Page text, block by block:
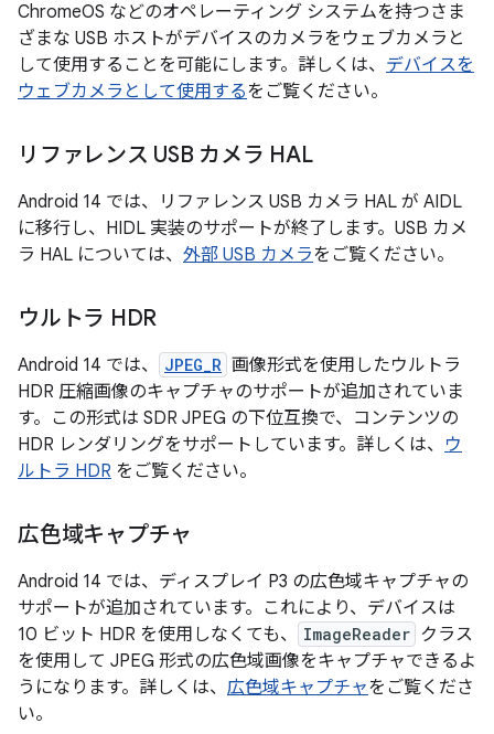
ChromeOS などのオペレーティング システムを持つさま
ざまな USB ホストがデバイスのカメラをウェブカメラと
して使用することを可能にします。詳しくは、 デバイスを
ウェブカメラとして使用するをご覧ください。
リファレンス USB カメラ HAL
Android 14 では、リファレンス USB カメラ HAL が AIDL
に移行し、HIDL 実装のサポートが終了します。USB カメ
ラ HAL については、 外部 USB カメラをご覧ください。
ウルトラ HDR
Android 14 では、 JPEG_R 画像形式を使用したウルトラ
HDR 圧縮画像のキャプチャのサポートが追加されていま
す。この形式は SDR JPEG の下位互換で、コンテンツの
HDR レンダリングをサポートしています。詳しくは、 ウ
ルトラ HDR をご覧ください。
広色域キャプチャ
Android 14 では、ディスプレイ P3 の広色域キャプチャの
サポートが追加されています。これにより、デバイスは
10 ビット HDR を使用しなくても、
ImageReader クラス
を使用して JPEG 形式の広色域画像をキャプチャできるよ
うになります。詳しくは、 広色域キャプチャをご覧くださ
い。